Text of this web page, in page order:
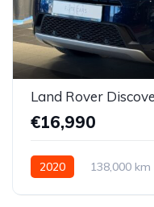
Land Rover
€16,990
2020 138,000 km